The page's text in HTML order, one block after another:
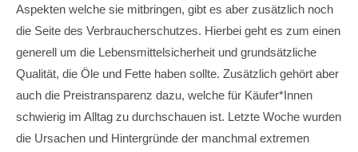
Aspekten welche sie mitbringen, gibt es aber zusätzlich noch
die Seite des Verbraucherschutzes. Hierbei geht es zum einen
generell um die Lebensmittelsicherheit und grundsätzliche
Qualität, die Öle und Fette haben sollte. Zusätzlich gehört aber
auch die Preistransparenz dazu, welche für Käufer*Innen
schwierig im Alltag zu durchschauen ist. Letzte Woche wurden
die Ursachen und Hintergründe der manchmal extremen